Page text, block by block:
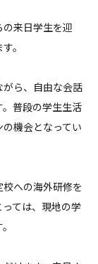
来日学生を迎
。
ら、自由な会話
普段の学生生活
機会となってい
への海外研修を
ては、現地の学